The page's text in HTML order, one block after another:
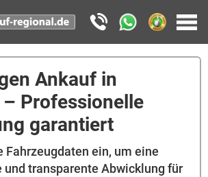
Ankauf in
Professionelle
garantiert
Fahrzeugdaten ein, um eine
und transparente Abwicklung für